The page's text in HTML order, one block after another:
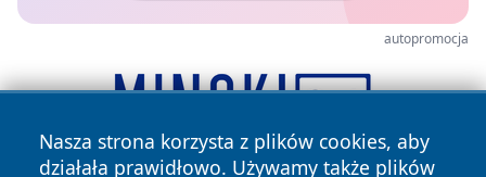
autopromocja
Nasza strona korzysta z plików cookies, aby
działała prawidłowo. Używamy także plików